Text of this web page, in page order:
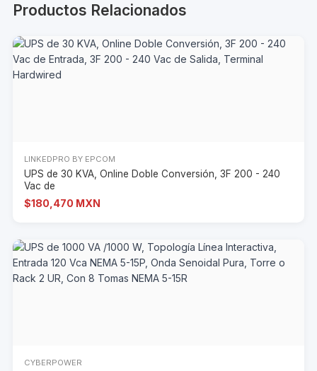
Productos Relacionados
LINKEDPRO BY EPCOM
UPS de 30 KVA, Online Doble Conversión, 3F 200 - 240
Vac de
$180,470 MXN
CYBERPOWER